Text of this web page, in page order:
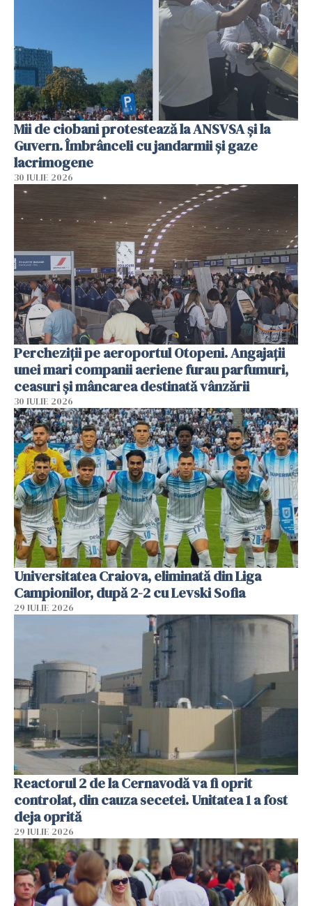
Mii de ciobani protestează la ANSVSA și la
Guvern. Îmbrânceli cu jandarmii și gaze
lacrimogene
30 IULIE 2026
Percheziții pe aeroportul Otopeni. Angajații
unei mari companii aeriene furau parfumuri,
ceasuri și mâncarea destinată vânzării
30 IULIE 2026
Universitatea Craiova, eliminată din Liga
Campionilor, după 2-2 cu Levski Sofia
29 IULIE 2026
Reactorul 2 de la Cernavodă va fi oprit
controlat, din cauza secetei. Unitatea 1 a fost
deja oprită
29 IULIE 2026